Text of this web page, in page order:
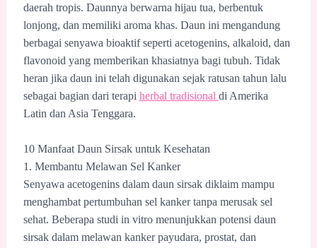
daerah tropis. Daunnya berwarna hijau tua, berbentuk
lonjong, dan memiliki aroma khas. Daun ini mengandung
berbagai senyawa bioaktif seperti acetogenins, alkaloid, dan
flavonoid yang memberikan khasiatnya bagi tubuh. Tidak
heran jika daun ini telah digunakan sejak ratusan tahun lalu
sebagai bagian dari terapi herbal tradisional di Amerika
Latin dan Asia Tenggara.
10 Manfaat Daun Sirsak untuk Kesehatan
1. Membantu Melawan Sel Kanker
Senyawa acetogenins dalam daun sirsak diklaim mampu
menghambat pertumbuhan sel kanker tanpa merusak sel
sehat. Beberapa studi in vitro menunjukkan potensi daun
sirsak dalam melawan kanker payudara, prostat, dan